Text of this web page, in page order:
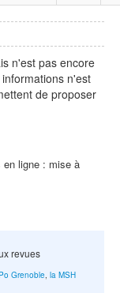
n'est pas encore
n'est
de proposer
en ligne : mise à
revues
Grenoble, la MSH